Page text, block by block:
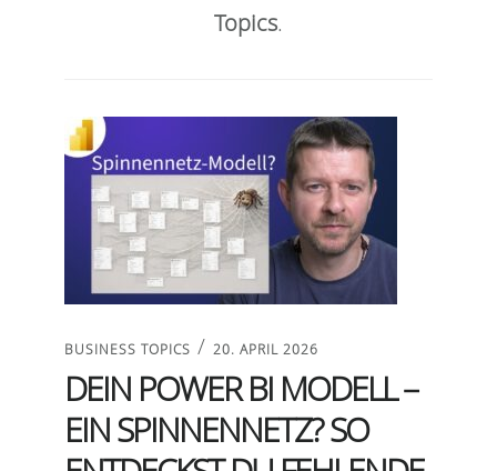
Topics.
BUSINESS TOPICS /20. APRIL 2026
DEIN POWER BI MODELL –
EIN SPINNENNETZ? SO